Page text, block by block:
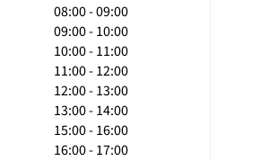
08:00 - 09:00
09:00 - 10:00
10:00 - 11:00
11:00 - 12:00
12:00 - 13:00
13:00 - 14:00
15:00 - 16:00
16:00 - 17:00